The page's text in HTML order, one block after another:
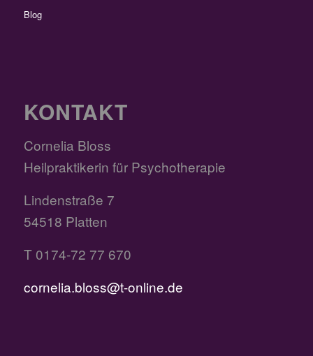
Blog
KONTAKT
Cornelia Bloss
Heilpraktikerin für Psychotherapie
Lindenstraße 7
54518 Platten
T 0174-72 77 670
cornelia.bloss@t-online.de